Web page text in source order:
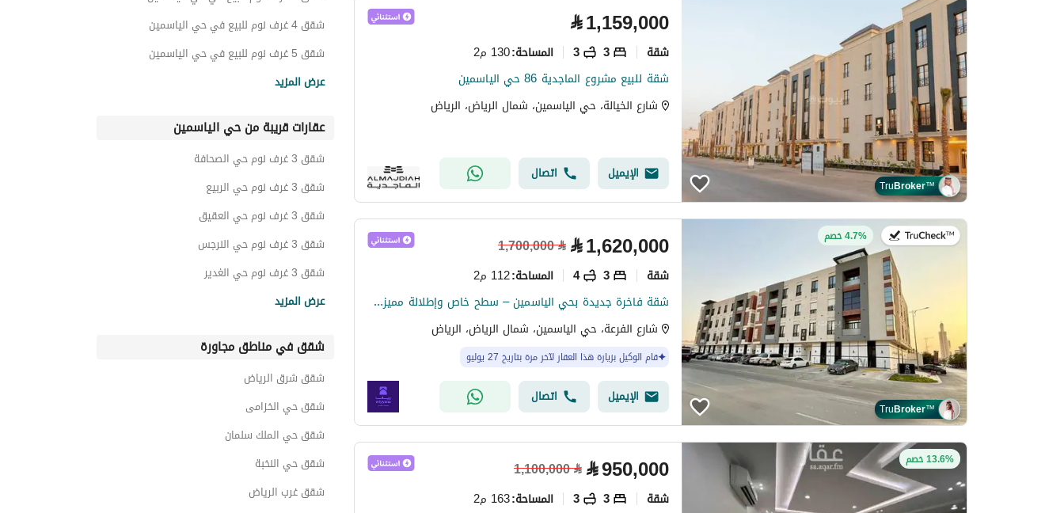
TruBroker™
⃁1,159,000
شقة 3
3 المساحة:130 م2
شقة للبيع مشروع الماجدية 86 حي الياسمين
شارع الخيالة، حي الياسمين، شمال الرياض، الرياض
الإيميل اتصال
في:27 يوليو 20264.7% خصم
TruBroker™
⃁1,620,000
⃁
1,700,000
شقة 3
4 المساحة:112 م2
شقة فاخرة جديدة بحي الياسمين – سطح خاص وإطلالة مميزة السعر بعد التخفيض 1,620,000
شارع الفرعة، حي الياسمين، شمال الرياض، الرياض
قام الوكيل بزيارة هذا العقار لآخر مرة بتاريخ 27 يوليو
الإيميل اتصال
13.6% خصم ⃁950,000
⃁
1,100,000
شقة 3
3 المساحة:163 م2
شقق 4 غرف نوم للبيع في حي الياسمين
شقق 5 غرف نوم للبيع في حي الياسمين
ادوار للبيع في حي الياسمين
اراضي سكنية للبيع في حي الياسمين
عمائر سكنية للبيع في حي الياسمين
عقارات للبيع في حي الياسمين
عرض المزيد
عقارات قريبة من حي الياسمين
شقق 3 غرف نوم حي الصحافة
شقق 3 غرف نوم حي الربيع
شقق 3 غرف نوم حي العقيق
شقق 3 غرف نوم حي النرجس
شقق 3 غرف نوم حي الغدير
شقق 3 غرف نوم حي الندى
شقق 3 غرف نوم حي حطين
شقق 3 غرف نوم حي المروج
عرض المزيد
شقق في مناطق مجاورة
شقق شرق الرياض
شقق حي الخزامى
شقق حي الملك سلمان
شقق حي النخبة
شقق غرب الرياض